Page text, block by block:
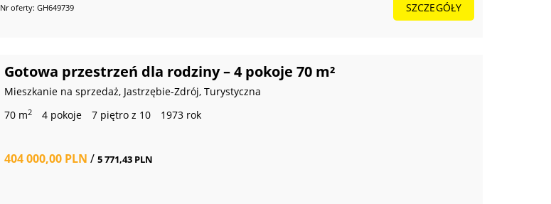
Nr oferty: GH649739 SZCZEGÓŁY
Gotowa przestrzeń dla rodziny – 4 pokoje 70 m²
Mieszkanie na sprzedaż, Jastrzębie-Zdrój, Turystyczna
70 m2 4 pokoje 7 piętro z 10 1973 rok
404 000,00 PLN / 5 771,43 PLN